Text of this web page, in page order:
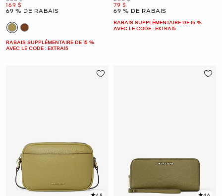
maintenant
169 $
69 % DE RABAIS
RABAIS SUPPLÉMENTAIRE DE 15 %
AVEC LE CODE : EXTRA15
maintenant
79 $
69 % DE RABAIS
RABAIS SUPPLÉMENTAIRE DE 15 %
AVEC LE CODE : EXTRA15